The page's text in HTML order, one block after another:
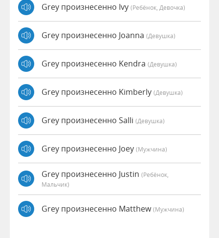
Grey произнесенно Ivy (Ребёнок, Девочка)
Grey произнесенно Joanna (девушка)
Grey произнесенно Kendra (девушка)
Grey произнесенно Kimberly (девушка)
Grey произнесенно Salli (девушка)
Grey произнесенно Joey (мужчина)
Grey произнесенно Justin (Ребёнок,
Мальчик)
Grey произнесенно Matthew(мужчина)